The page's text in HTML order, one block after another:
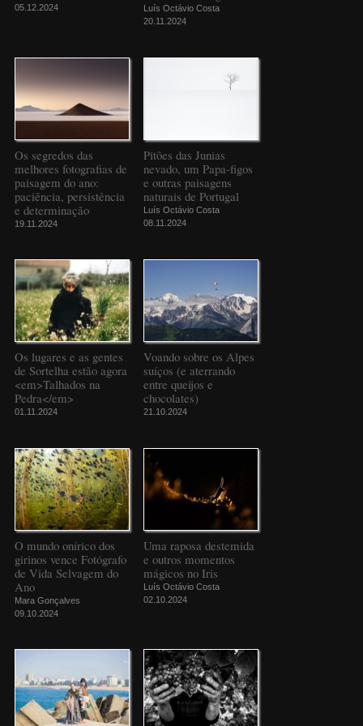
05.12.2024
Luís Octávio Costa
20.11.2024
Os segredos das
melhores fotografias de
paisagem do ano:
paciência, persistência
e determinação
19.11.2024
Pitões das Junias
nevado, um Papa-figos
e outras paisagens
naturais de Portugal
Luís Octávio Costa
08.11.2024
Os lugares e as gentes
de Sortelha estão agora
<em>Talhados na
Pedra</em>
01.11.2024
Voando sobre os Alpes
suíços (e aterrando
entre queijos e
chocolates)
21.10.2024
O mundo onírico dos
girinos vence Fotógrafo
de Vida Selvagem do
Ano
Mara Gonçalves
09.10.2024
Uma raposa destemida
e outros momentos
mágicos no Iris
Luís Octávio Costa
02.10.2024